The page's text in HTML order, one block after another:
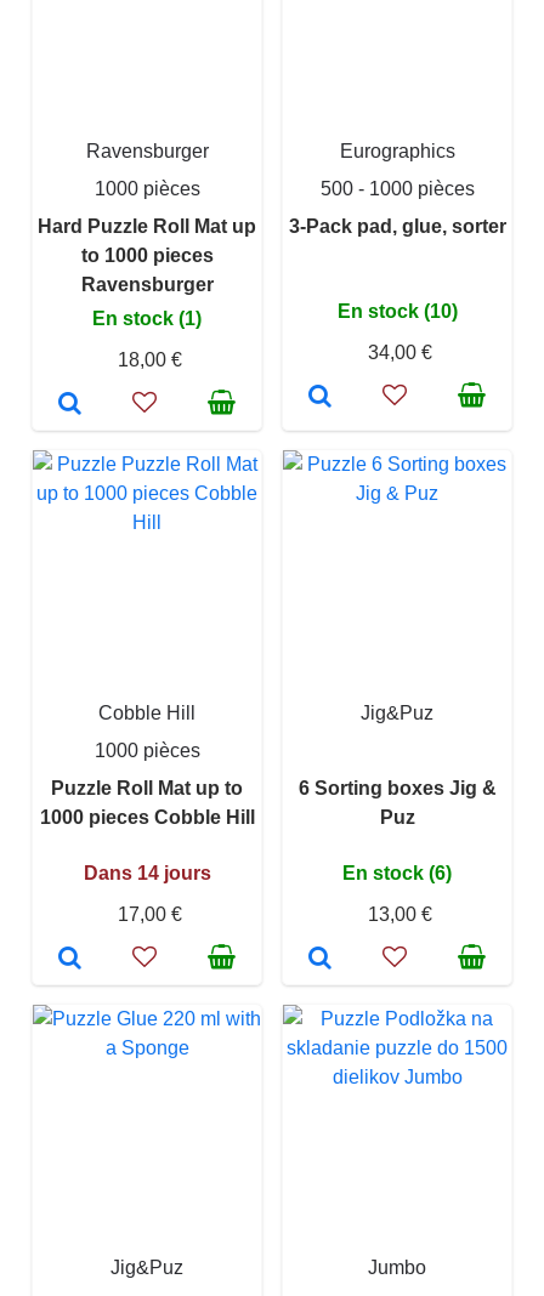
Ravensburger
1000 pièces
Hard Puzzle Roll Mat up
to 1000 pieces
Ravensburger
En stock (1)
18,00 €
Eurographics
500 - 1000 pièces
3-Pack pad, glue, sorter
En stock (10)
34,00 €
Cobble Hill
1000 pièces
Puzzle Roll Mat up to
1000 pieces Cobble Hill
Dans 14 jours
17,00 €
Jig&Puz
6 Sorting boxes Jig &
Puz
En stock (6)
13,00 €
Jig&Puz Jumbo